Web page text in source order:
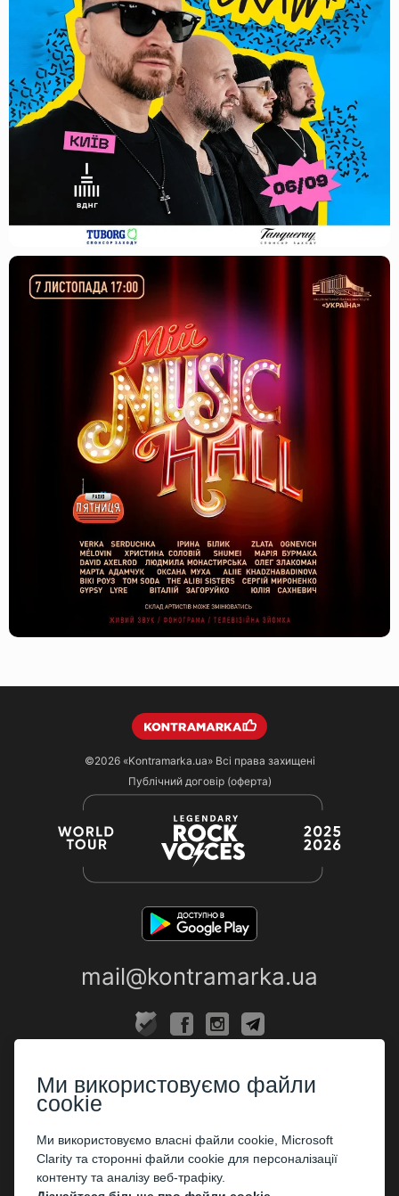
©2026 «Kontramarka.ua»Всі права захищені
Публічний договір (оферта)
mail@kontramarka.ua
Каси
ПАРТНЕРАМ
Організаторам
Корпоративним клієнтам
Ми використовуємо файли
cookie
Ми використовуємо власні файли cookie, Microsoft
Clarity та сторонні файли cookie для персоналізації
контенту та аналізу веб-трафіку.